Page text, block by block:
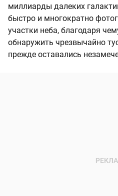
миллиарды далеких
быстро и многократно
участки неба, благодаря
обнаружить чрезвычайно
прежде оставались